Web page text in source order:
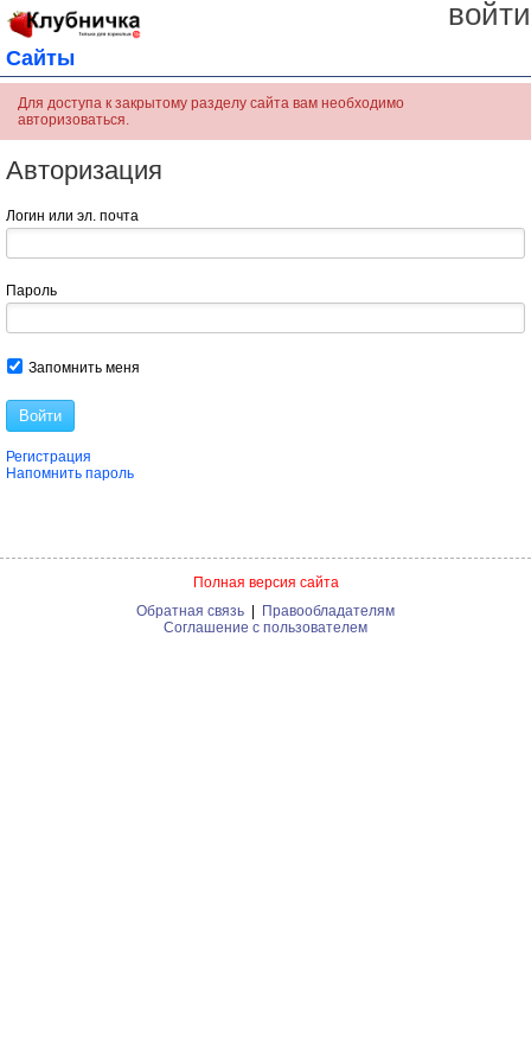
войти
Сайты
Для доступа к закрытому разделу сайта вам необходимо
авторизоваться.
Авторизация
Логин или эл. почта
Пароль
Запомнить меня
Войти
Регистрация
Напомнить пароль
Полная версия сайта
Обратная связь | Правообладателям
Соглашение с пользователем